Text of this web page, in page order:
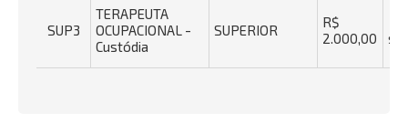
SUP3
TERAPEUTA
OCUPACIONAL -
Custódia
SUPERIOR
R$
2.000,00